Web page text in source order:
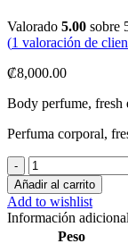
Valorado 5.00 sobre
(1 valoración de
₡8,000.00
Body perfume, fresh
Perfuma corporal,
Neu
Body
Spray
/
Neu
Colonia
Añadir al carrito
Add to wishlist
Información adicional
Peso